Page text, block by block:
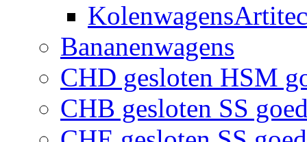
KolenwagensArtitec
Bananenwagens
CHD gesloten HSM
CHB gesloten SS